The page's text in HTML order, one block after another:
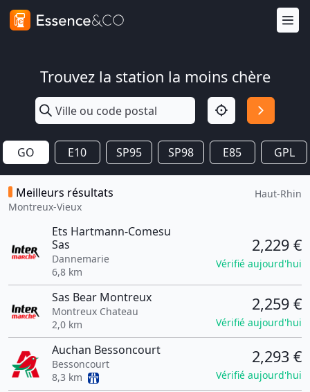
Trouvez la station la moins chère
GO E10 SP95 SP98 E85 GPL
Meilleurs résultats
Montreux-Vieux
Haut-Rhin
Ets Hartmann-Comesu
Sas
Dannemarie
6,8 km
2,229 €
Vérifié aujourd'hui
Sas Bear Montreux
Montreux Chateau
2,0 km
2,259 €
Vérifié aujourd'hui
Auchan Bessoncourt
Bessoncourt
8,3 km
2,293 €
Vérifié aujourd'hui